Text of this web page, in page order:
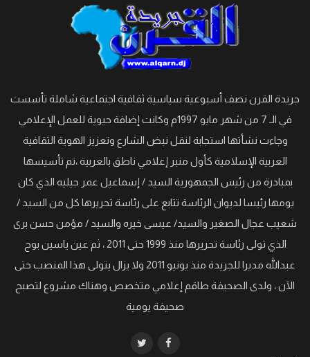
جريدة القرن نصف أسبوعية سياسية ثقافية اجتماعية شاملة تأسست
في الـ 7 من شهر مايو 1997م وكانت إضافة حيوية للعمل الإعلامي
وجاءت نشأتها استجابة لنقل نبض الشارع وتعزيز الهوية الثقافية
العربية الإسلامية كأول منبر إعلامي ناطق بالعربية ،تم تأسيسها
بمبادرة من رئيس الجمهورية السيد / إسماعيل عمر جيليه الذي كان
يومها رئيسا لديوان الرئاسة تتابع على رئاسة تحريرها كل من السيد /
شعيب عجال الصغير والسيد/ عيسى خيره والسيد / مؤمن حسن برى
الذي تولى رئاسة تحريرها منذ 1999 حتى 2011 ، ثم عين ياسين بوح
عبدالله مديرا للجريدة منذ يونيو 2011 ولا يزال يتولى هذا المنصب حتى
الآن ، ولدى الصحيفة طاقم إعلامي متخصص وهناك مشروع لتصبح
صحيفة يومية